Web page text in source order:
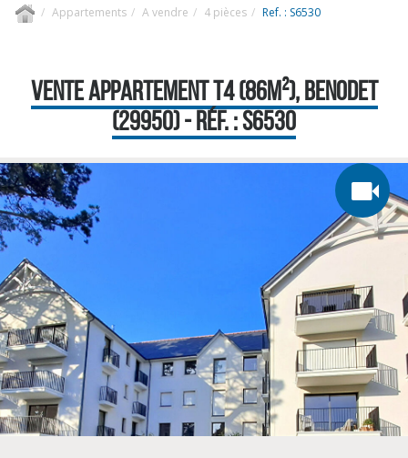
Appartements A vendre 4 pièces Ref. : S6530
VENTE APPARTEMENT T4 (86M²), BENODET
(29950) - RÉF. : S6530